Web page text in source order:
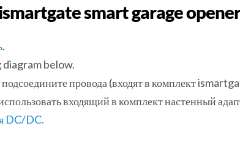
smart garage opener
.
below.
провода (входят в комплект
входящий в комплект настенный
DC/DC.